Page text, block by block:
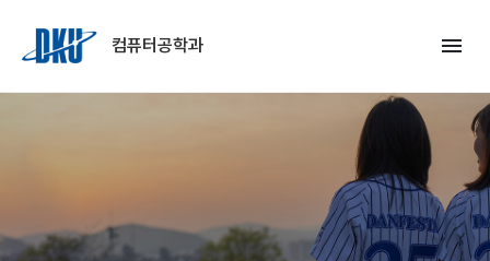
컴퓨터공학과
menu